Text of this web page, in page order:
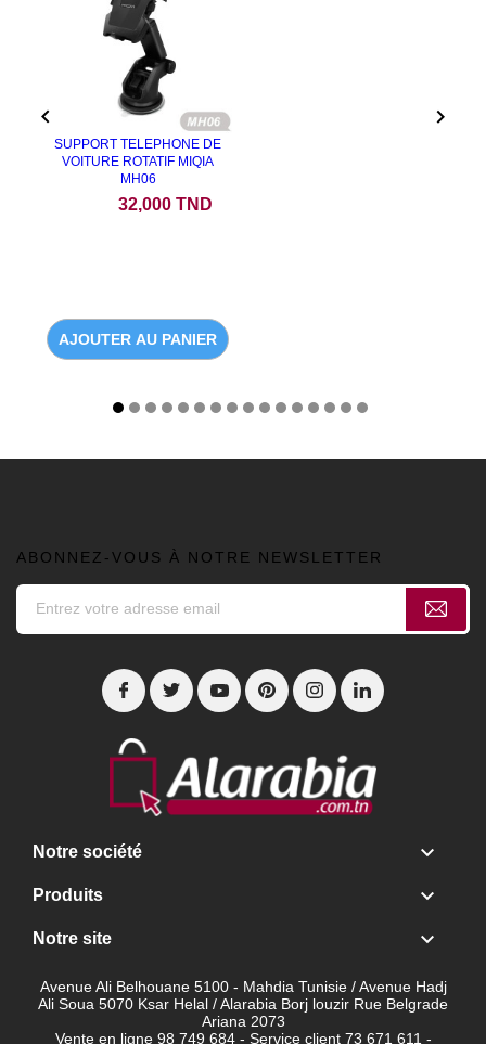
SUPPORT TELEPHONE DE
VOITURE ROTATIF MIQIA
MH06
32,000 TND
AJOUTER AU PANIER
 
ABONNEZ-VOUS À NOTRE NEWSLETTER
Notre société 
Produits 
Notre site 
Avenue Ali Belhouane 5100 - Mahdia Tunisie / Avenue Hadj
Ali Soua 5070 Ksar Helal / Alarabia Borj louzir Rue Belgrade
Ariana 2073
Vente en ligne 98 749 684 - Service client 73 671 611 -